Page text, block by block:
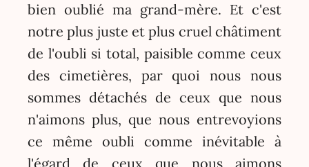
bien oublié ma grand-mère. Et c'est
notre plus juste et plus cruel châtiment
de l'oubli si total, paisible comme ceux
des cimetières, par quoi nous nous
sommes détachés de ceux que nous
n'aimons plus, que nous entrevoyions
ce même oubli comme inévitable à
l'égard de ceux que nous aimons